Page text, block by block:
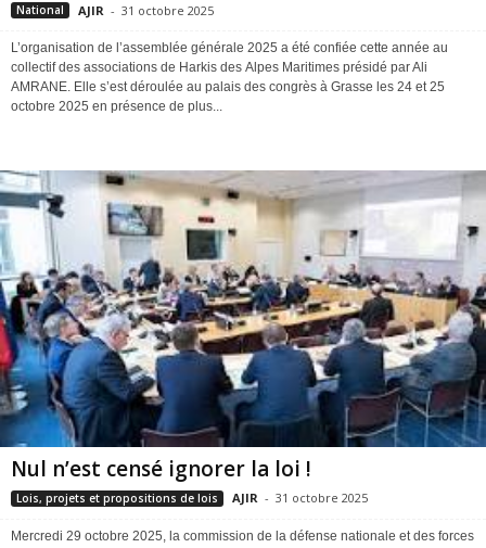
National AJIR - 31 octobre 2025
L’organisation de l’assemblée générale 2025 a été confiée cette année au
collectif des associations de Harkis des Alpes Maritimes présidé par Ali
AMRANE. Elle s’est déroulée au palais des congrès à Grasse les 24 et 25
octobre 2025 en présence de plus...
Nul n’est censé ignorer la loi !
Lois, projets et propositions de lois AJIR - 31 octobre 2025
Mercredi 29 octobre 2025, la commission de la défense nationale et des forces